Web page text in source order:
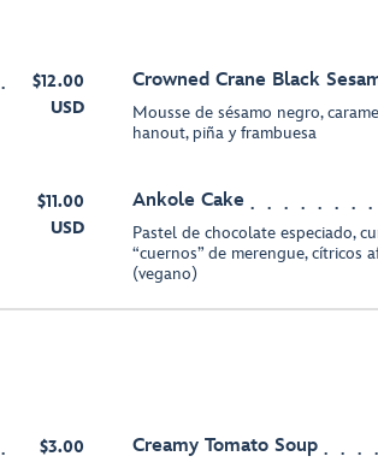
$12.00
USD
Crowned Crane Black
Mousse de sésamo negro,
hanout, piña y frambuesa
$11.00
USD
Ankole Cake
Pastel de chocolate especiado,
“cuernos” de merengue, cítricos
(vegano)
$3.00
Creamy Tomato Soup